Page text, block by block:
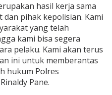
hasil kerja sama
pihak kepolisian. Kami
yang telah
kami bisa segera
pelaku. Kami akan terus
ini untuk memberantas
hukum Polres
Pane.